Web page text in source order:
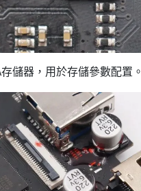
存儲器，用於存儲參數配置。